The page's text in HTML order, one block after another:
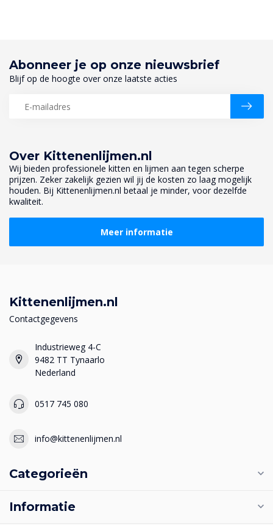
Over Kittenenlijmen.nl
Wij bieden professionele kitten en lijmen aan tegen scherpe
prijzen. Zeker zakelijk gezien wil jij de kosten zo laag mogelijk
houden. Bij Kittenenlijmen.nl betaal je minder, voor dezelfde
kwaliteit.
Meer informatie
Abonneer je op onze nieuwsbrief
Blijf op de hoogte over onze laatste acties
Kittenenlijmen.nl
Contactgegevens
Industrieweg 4-C
9482 TT Tynaarlo
Nederland
0517 745 080
info@kittenenlijmen.nl
Categorieën
Informatie